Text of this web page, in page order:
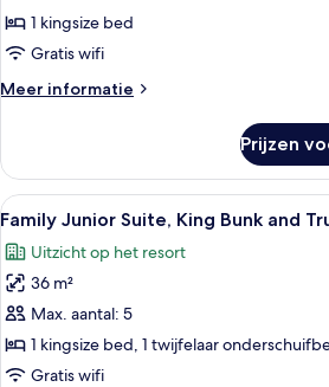
Accessible
laden
1 kingsize bed
Gratis wifi
Meer informatie
Meer
Suite
King
Accessible
Prijzen
Alle
foto's
voor
Family
Junior
Suite,
King
Een
4
Family Junior Suite, King Bunk and
Uitzicht op het resort
36 m²
Max. aantal: 5
1 kingsize bed, 1 twijfelaar
Gratis wifi